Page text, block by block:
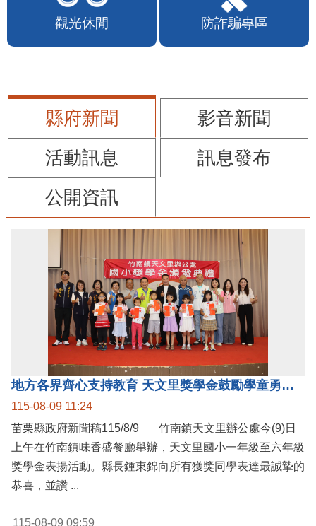
觀光休閒 防詐騙專區
縣府新聞
影音新聞
活動訊息
訊息發布
公開資訊
地方各界齊心支持教育 天文里獎學金鼓勵學童勇敢追夢
115-08-09 11:24
苗栗縣政府新聞稿115/8/9 竹南鎮天文里辦公處今(9)日
上午在竹南鎮味香盛餐廳舉辦，天文里國小一年級至六年級
獎學金表揚活動。縣長鍾東錦向所有獲獎同學表達最誠摯的
恭喜，並讚 ...
115-08-09 09:59